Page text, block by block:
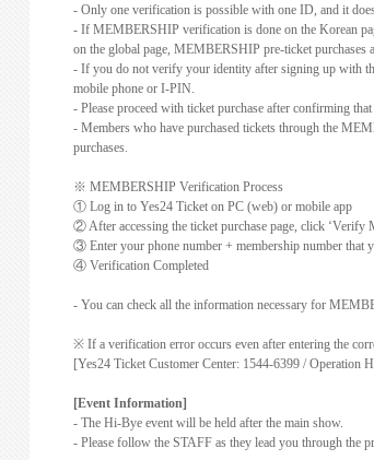
- Only one verification is possible with one ID, and it
- If MEMBERSHIP verification is done on the Korean
on the global page, MEMBERSHIP pre-ticket purchases
- If you do not verify your identity after signing up with
mobile phone or I-PIN.
- Please proceed with ticket purchase after confirming
- Members who have purchased tickets through the
purchases.
※ MEMBERSHIP Verification Process
① Log in to Yes24 Ticket on PC (web) or mobile app
②After accessing the ticket purchase page, click ‘Verify
③ Enter your phone number + membership number that
④ Verification Completed
- You can check all the information necessary for
※ If a verification error occurs even after entering the
[Yes24 Ticket Customer Center: 1544-6399 / Operation
[Event Information]
- The Hi-Bye event will be held after the main show.
- Please follow the STAFF as they lead you through the